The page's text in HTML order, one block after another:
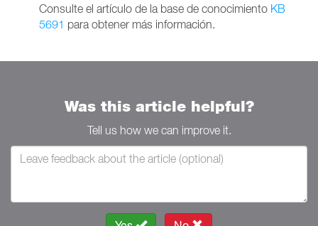
Consulte el artículo de la base de conocimiento KB
5691 para obtener más información.
Was this article helpful?
Tell us how we can improve it.